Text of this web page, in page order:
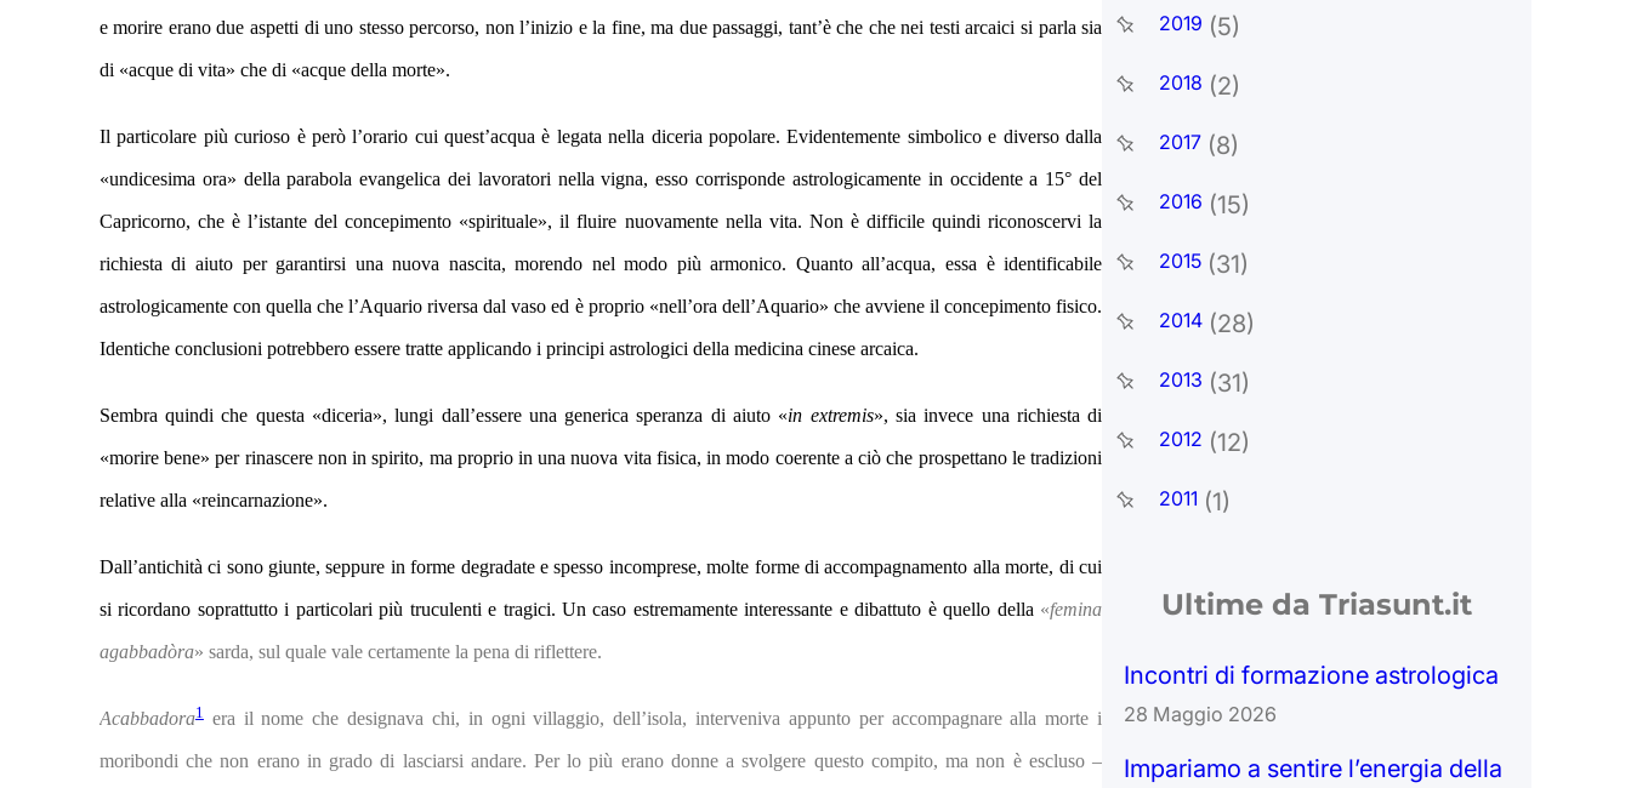
e morire erano due aspetti di uno stesso percorso, non l’inizio e la fine, ma due passaggi, tant’è che che nei testi arcaici si parla sia
di «acque di vita» che di «acque della morte».
Il particolare piùcurioso è peròl’orario cui quest’acqua è legata nella diceria popolare.Evidentemente simbolicoe diverso dalla
«undicesima ora» della parabola evangelica dei lavoratori nella vigna,essocorrisponde astrologicamente in occidentea 15° del
Capricorno, che è l’istante del concepimento «spirituale», il fluire nuovamente nella vita. Non è difficile quindi riconoscervi la
richiesta di aiuto per garantirsi una nuova nascita, morendo nel modo più armonico. Quanto all’acqua, essaèidentificabile
astrologicamenteconquella che l’Aquario riversa dal vasoed è proprio«nell’ora dell’Aquario» che avviene il concepimento fisico.
Identiche conclusioni potrebbero essere tratte applicandoi principi astrologici della medicina cinese arcaica.
Sembra quindi che questa «diceria»,lungi dall’essere una generica speranza di aiuto «in extremis», sia invece una richiesta di
«morire bene» per rinascere non in spirito, ma proprio in una nuova vita fisica, in modo coerentea ciò che prospettano le tradizioni
relative alla«reincarnazione».
Dall’antichità ci sono giunte, seppure in forme degradate e spesso incomprese, molte forme di accompagnamento alla morte, di cui
si ricordano soprattutto i particolari più truculenti e tragici. Un caso estremamente interessante e dibattuto è quello della «femina
agabbadòra» sarda, sul quale vale certamente la pena di riflettere.
Acabbadora1era il nome che designava chi, in ogni villaggio, dell’isola, interveniva appunto per accompagnare alla morte i
moribondi che non erano in grado di lasciarsi andare. Per lo più erano donne a svolgere questo compito, ma non è escluso –
2019 (5)
2018 (2)
2017(8)
2016 (15)
2015(31)
2014(28)
2013 (31)
2012 (12)
2011 (1)
Ultime da Triasunt.it
Incontri di formazione astrologica
28 Maggio 2026
Impariamo a sentire l’energia della